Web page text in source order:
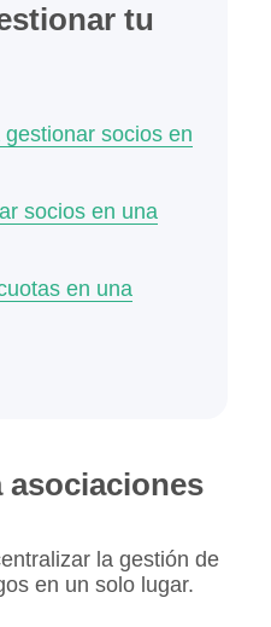
tu
socios en
socios en una
en una
asociaciones
la gestión de
en un solo lugar.